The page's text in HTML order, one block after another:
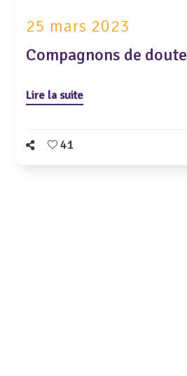
25 mars 2023
Compagnons de doute
Lire la suite
41